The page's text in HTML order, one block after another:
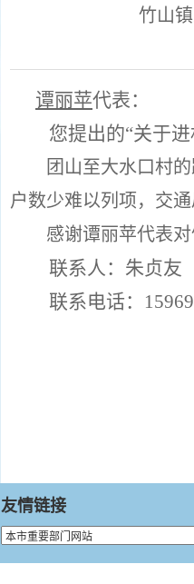
竹山
谭丽苹代表：
您提出的“关于
团山至大水口村
户数少难以列项，交
感谢谭丽苹代表
联系人： 朱贞友
联系电话：
友情链接